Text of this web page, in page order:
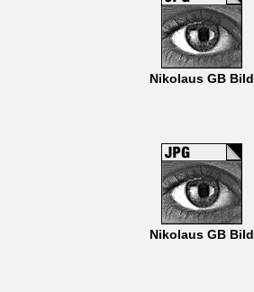
Nikolaus GB Bild
Nikolaus GB Bild